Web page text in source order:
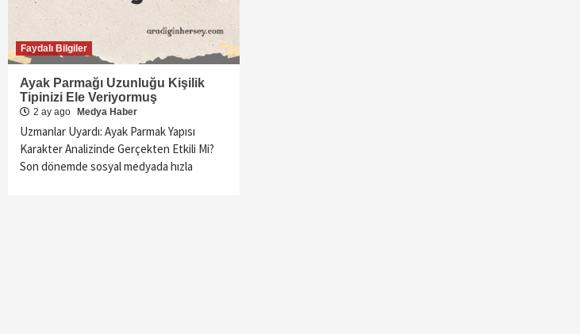
Faydalı Bilgiler
Ayak Parmağı Uzunluğu Kişilik
Tipinizi Ele Veriyormuş
2 ay ago Medya Haber
Uzmanlar Uyardı: Ayak Parmak Yapısı
Karakter Analizinde Gerçekten Etkili Mi?
Son dönemde sosyal medyada hızla